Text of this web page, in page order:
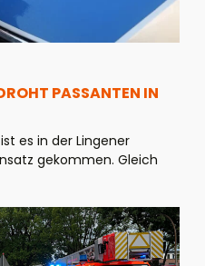
PASSANTEN IN
es in der Lingener
gekommen. Gleich